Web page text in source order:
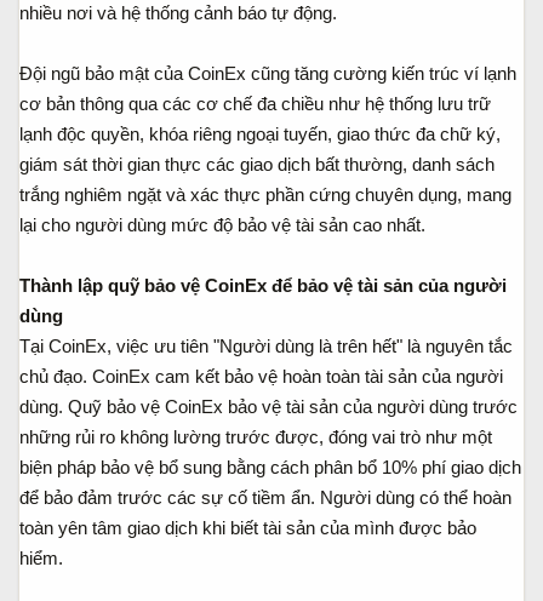
nhiều nơi và hệ thống cảnh báo tự động.
Đội ngũ bảo mật của CoinEx cũng tăng cường kiến trúc ví lạnh
cơ bản thông qua các cơ chế đa chiều như hệ thống lưu trữ
lạnh độc quyền, khóa riêng ngoại tuyến, giao thức đa chữ ký,
giám sát thời gian thực các giao dịch bất thường, danh sách
trắng nghiêm ngặt và xác thực phần cứng chuyên dụng, mang
lại cho người dùng mức độ bảo vệ tài sản cao nhất.
Thành lập quỹ bảo vệ CoinEx để bảo vệ tài sản của người
dùng
Tại CoinEx, việc ưu tiên "Người dùng là trên hết" là nguyên tắc
chủ đạo. CoinEx cam kết bảo vệ hoàn toàn tài sản của người
dùng. Quỹ bảo vệ CoinEx bảo vệ tài sản của người dùng trước
những rủi ro không lường trước được, đóng vai trò như một
biện pháp bảo vệ bổ sung bằng cách phân bổ 10% phí giao dịch
để bảo đảm trước các sự cố tiềm ẩn. Người dùng có thể hoàn
toàn yên tâm giao dịch khi biết tài sản của mình được bảo
hiểm.